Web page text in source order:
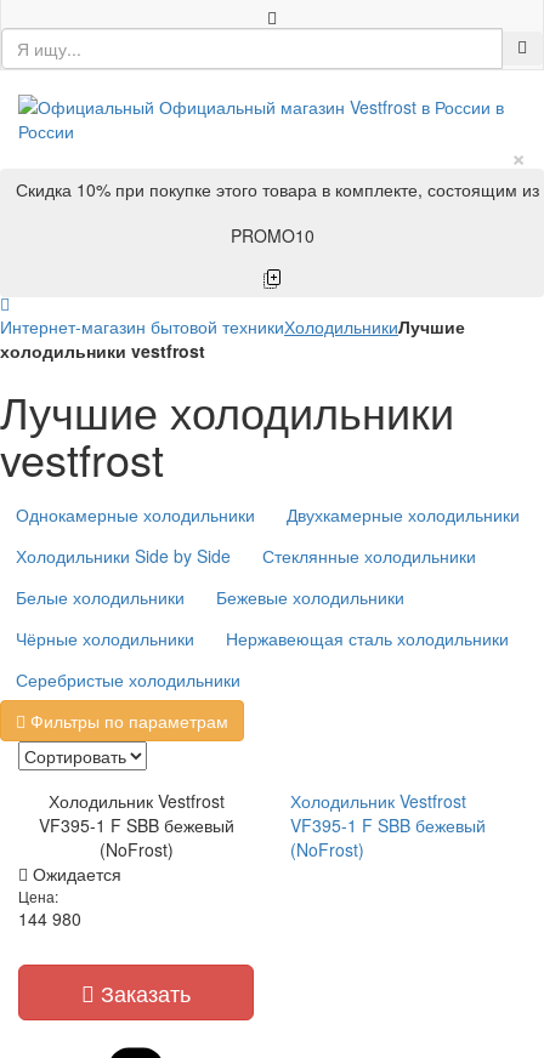
×
Скидка 10% при покупке этого товара в комплекте, состоящим
PROMO10
Интернет-магазин бытовой техникиХолодильникиЛучшие
холодильники vestfrost
Лучшие холодильники
vestfrost
Однокамерные холодильники
Двухкамерные холодильники
Холодильники Side by Side
Стеклянные холодильники
Белые холодильники
Бежевые холодильники
Чёрные холодильники
Нержавеющая сталь холодильники
Серебристые холодильники
Фильтры по параметрам
Холодильник Vestfrost
VF395-1 F SBB бежевый
(NoFrost)
Холодильник Vestfrost
VF395-1 F SBB бежевый
(NoFrost)
Ожидается
Цена:
144 980
Заказать